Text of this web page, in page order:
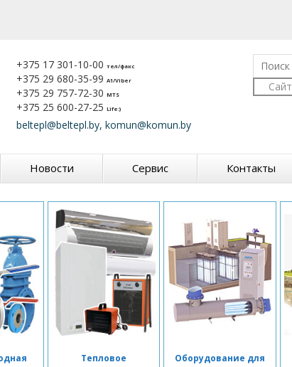
+375 17 301-10-00 тел/факс
+375 29 680-35-99 A1/Viber
+375 29 757-72-30 MTS
+375 25 600-27-25 Life:)
beltepl@beltepl.by, komun@komun.by
Сайт
Новости Сервис Контакты
Тепловое
Оборудование для